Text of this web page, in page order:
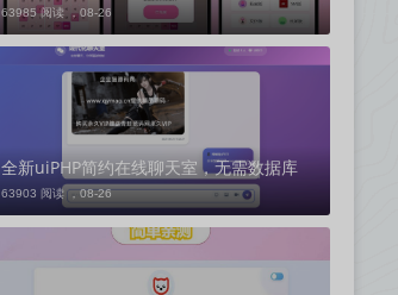
63985 阅读 ，08-26
全新uiPHP简约在线聊天室，无需数据库
63903 阅读 ，08-26